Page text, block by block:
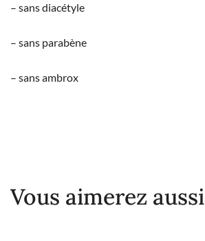
– sans diacétyle
– sans parabène
– sans ambrox
Vous aimerez aussi